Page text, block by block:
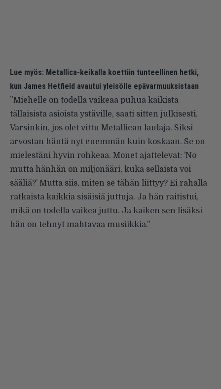
Lue myös: Metallica-keikalla koettiin tunteellinen hetki,
kun James Hetfield avautui yleisölle epävarmuuksistaan
”Miehelle on todella vaikeaa puhua kaikista
tällaisista asioista ystäville, saati sitten julkisesti.
Varsinkin, jos olet vittu Metallican laulaja. Siksi
arvostan häntä nyt enemmän kuin koskaan. Se on
mielestäni hyvin rohkeaa. Monet ajattelevat: ’No
mutta hänhän on miljonääri, kuka sellaista voi
sääliä?’ Mutta siis, miten se tähän liittyy? Ei rahalla
ratkaista kaikkia sisäisiä juttuja. Ja hän raitistui,
mikä on todella vaikea juttu. Ja kaiken sen lisäksi
hän on tehnyt mahtavaa musiikkia.”